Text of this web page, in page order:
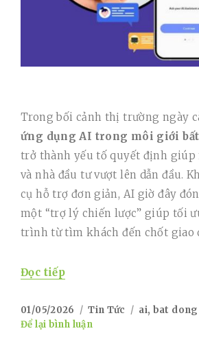
Trong bối cảnh thị trường ngày
ứng dụng AI trong môi giới bất
trở thành yếu tố quyết định
và nhà đầu tư vượt lên dẫn đầu.
cụ hỗ trợ đơn giản, AI giờ đây
một “trợ lý chiến lược” giúp tối
trình từ tìm khách đến chốt giao
Đọc tiếp“Ứng dụng AI trong
Posted
on
01/05/2026 Categories
Tin Tức Tags
ai, bat
Để lại bình luận